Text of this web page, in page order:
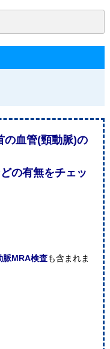
の血管(頸動脈)の
の有無をチェッ
脈MRA検査も含まれま